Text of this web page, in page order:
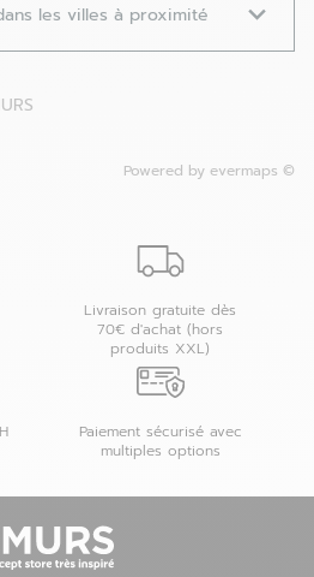
les villes à proximité
Powered by evermaps ©
Livraison gratuite dès
70€ d'achat (hors
produits XXL)
Paiement sécurisé avec
multiples options